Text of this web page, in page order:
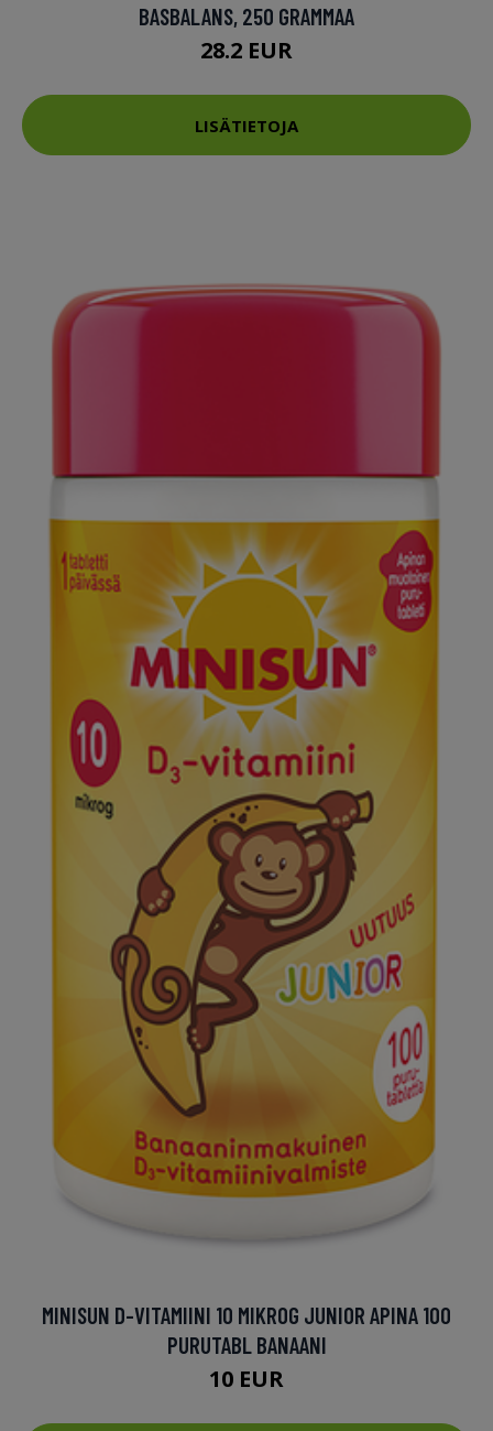
BASBALANS, 250 GRAMMAA
28.2 EUR
LISÄTIETOJA
MINISUN D-VITAMIINI 10 MIKROG JUNIOR APINA 100
PURUTABL BANAANI
10 EUR